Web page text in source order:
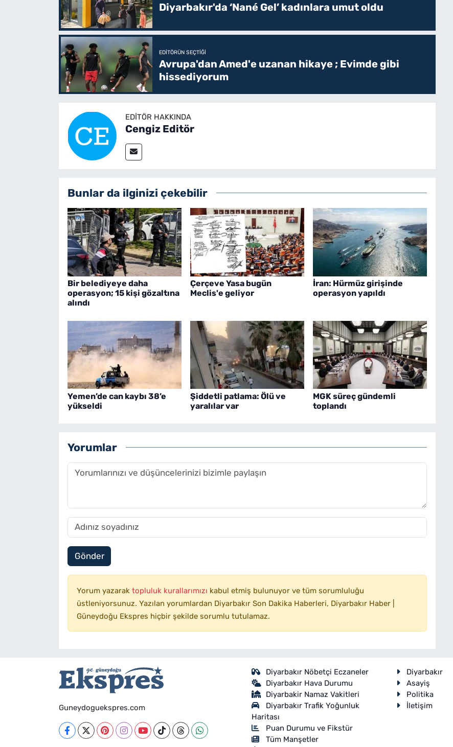
Diyarbakır'da ‘Nané Gel’ kadınlara umut oldu
EDITÖRÜN SEÇTIĞI
Avrupa'dan Amed'e uzanan hikaye ; Evimde gibi
hissediyorum
EDITÖR HAKKINDA
Cengiz Editör
Bunlar da ilginizi çekebilir
Bir belediyeye daha
operasyon; 15 kişi gözaltına
alındı
Çerçeve Yasa bugün
Meclis'e geliyor
İran: Hürmüz girişinde
operasyon yapıldı
Yemen’de can kaybı 38’e
yükseldi
Şiddetli patlama: Ölü ve
yaralılar var
MGK süreç gündemli
toplandı
Yorumlar
Gönder
Yorum yazarak topluluk kurallarımızı kabul etmiş bulunuyor ve tüm sorumluluğu
üstleniyorsunuz. Yazılan yorumlardan Diyarbakır Son Dakika Haberleri, Diyarbakır Haber |
Güneydoğu Ekspres hiçbir şekilde sorumlu tutulamaz.
Guneydoguekspres.com
Diyarbakır Nöbetçi Eczaneler
Diyarbakır Hava Durumu
Diyarbakir Namaz Vakitleri
Diyarbakır Trafik Yoğunluk
Haritası
Puan Durumu ve Fikstür
Tüm Manşetler
Diyarbakır
Asayiş
Politika
İletişim